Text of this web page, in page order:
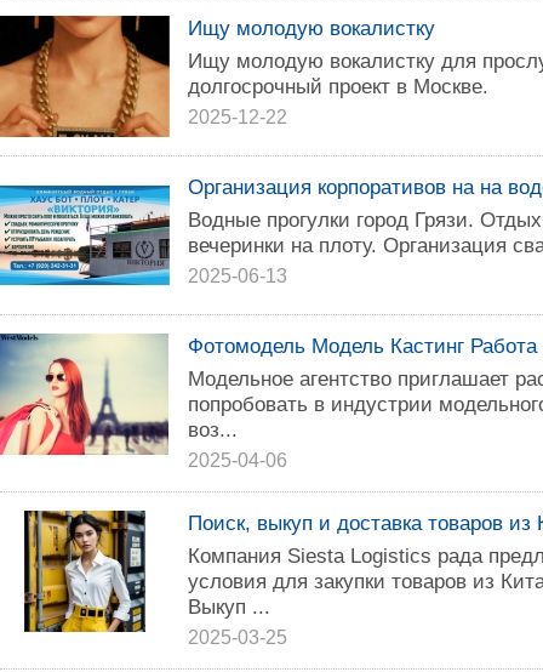
Ищу молодую вокалистку
Ищу молодую вокалистку для
долгосрочный проект в Москве.
2025-12-22
Организация корпоративов на на
Водные прогулки город Грязи.
вечеринки на плоту. Организация
2025-06-13
Фотомодель Модель Кастинг
Модельное агентство приглашает
попробовать в индустрии
воз...
2025-04-06
Поиск, выкуп и доставка товаров из
Компания Siesta Logistics рада
условия для закупки товаров из
Выкуп ...
2025-03-25